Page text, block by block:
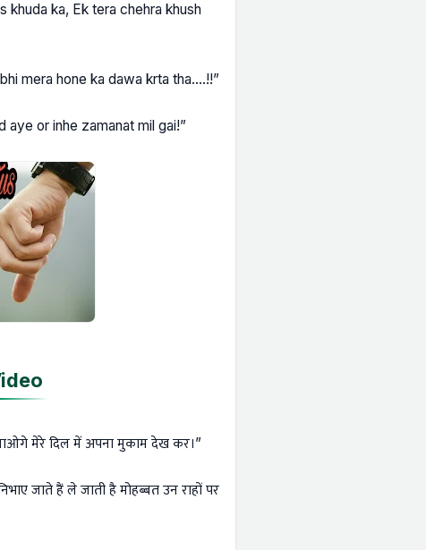
khuda ka, Ek tera chehra khush
mera hone ka dawa krta tha….!!”
aye or inhe zamanat mil gai!”
मेरे दिल में अपना मुकाम देख कर।”
जाते हैं ले जाती है मोहब्बत उन राहों पर